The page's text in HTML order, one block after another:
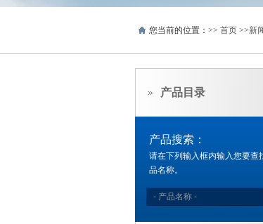
您当前的位置：>> 首页 >>新
产品目录
产品搜索：
请在下列输入框内输入您要查
品名称。